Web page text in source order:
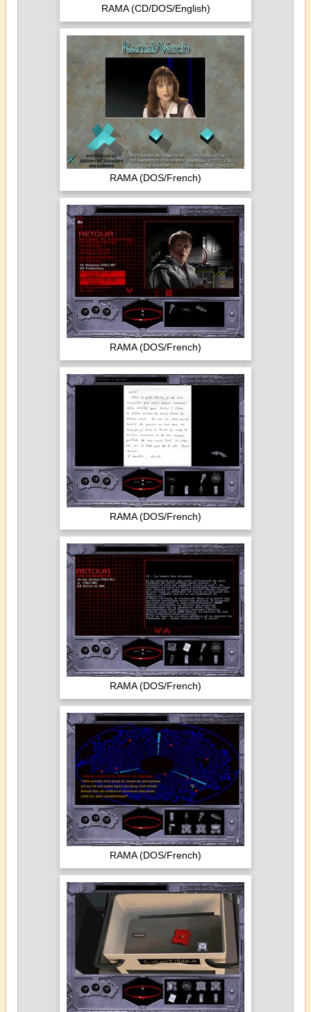
RAMA (CD/DOS/English)
RAMA (DOS/French)
RAMA (DOS/French)
RAMA (DOS/French)
RAMA (DOS/French)
RAMA (DOS/French)